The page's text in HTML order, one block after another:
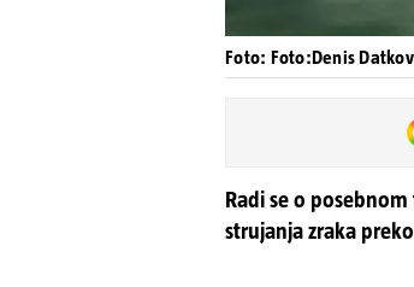
Foto: Foto:Denis
Radi se o
strujanja zraka